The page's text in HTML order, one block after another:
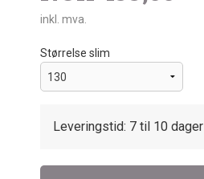
inkl. mva.
Størrelse slim
Leveringstid: 7 til 10 dager